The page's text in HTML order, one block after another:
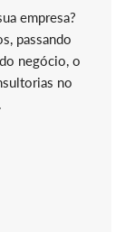
empresa?
passando
negócio, o
no